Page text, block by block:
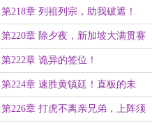
张霁科的混合体！
第218章 列祖列宗，助我破遮！
第220章 除夕夜，新加坡大满贯赛
开启！
第222章 诡异的签位！
第224章 速胜黄镇廷！直板的未
来，全靠你了！
第226章 打虎不离亲兄弟，上阵须